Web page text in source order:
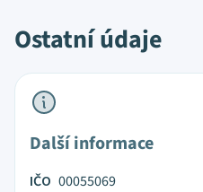
Ostatní údaje
Další informace
IČO 00055069